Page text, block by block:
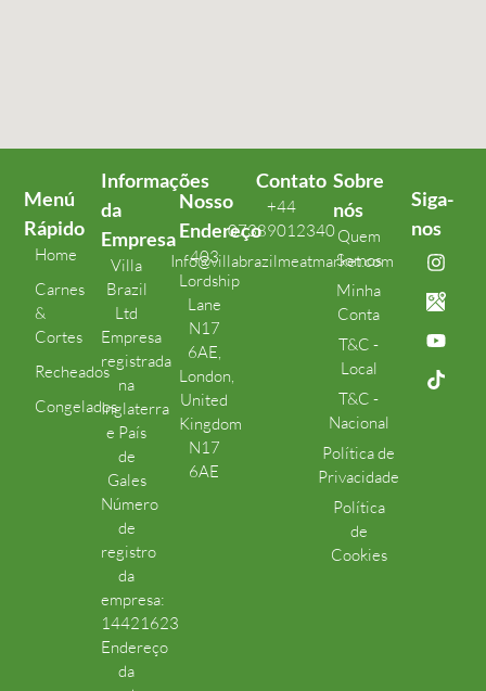
Menú
Rápido
Home
Carnes
&
Cortes
Recheados
Congelados
Informações
da
Empresa
Villa
Brazil
Ltd
Empresa
registrada
na
Inglaterra
e País
de
Gales
Número
de
registro
da
empresa:
14421623
Endereço
da
Nosso
Endereço
403
Lordship
Lane
N17
6AE,
London,
United
Kingdom
N17
6AE
Contato
+44
07389012340
Info@villabrazilmeatmarket.com
Sobre
nós
Quem
Somos
Minha
Conta
T&C -
Local
T&C -
Nacional
Política de
Privacidade
Política
de
Cookies
Siga-
nos